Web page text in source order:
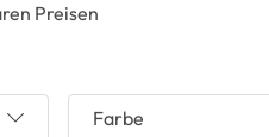
Preisen
Farbe